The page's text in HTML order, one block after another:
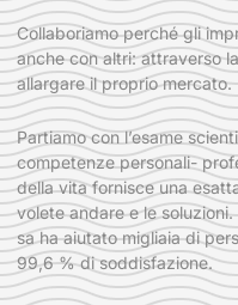
Collaboriamo perché gli
anche con altri: attraverso
allargare il proprio mercato.
Partiamo con l’esame
competenze personali-
della vita fornisce una
volete andare e le
sa ha aiutato migliaia di
99,6 % di soddisfazione.